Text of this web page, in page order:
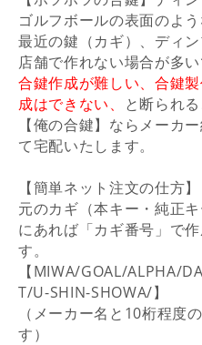
ゴルフボールの表面のよう
最近の鍵（カギ）、ディ
店舗で作れない場合が多い
合鍵作成が難しい、合鍵
成はできない、
と断られ
【俺の合鍵】ならメーカ
て宅配いたします。
【簡単ネット注文の仕方】
元のカギ（本キー・純正
にあれば「カギ番号」で
す。
【MIWA/GOAL/ALPHA/
T/U-SHIN-SHOWA/】
（メーカー名と10桁程度
す）